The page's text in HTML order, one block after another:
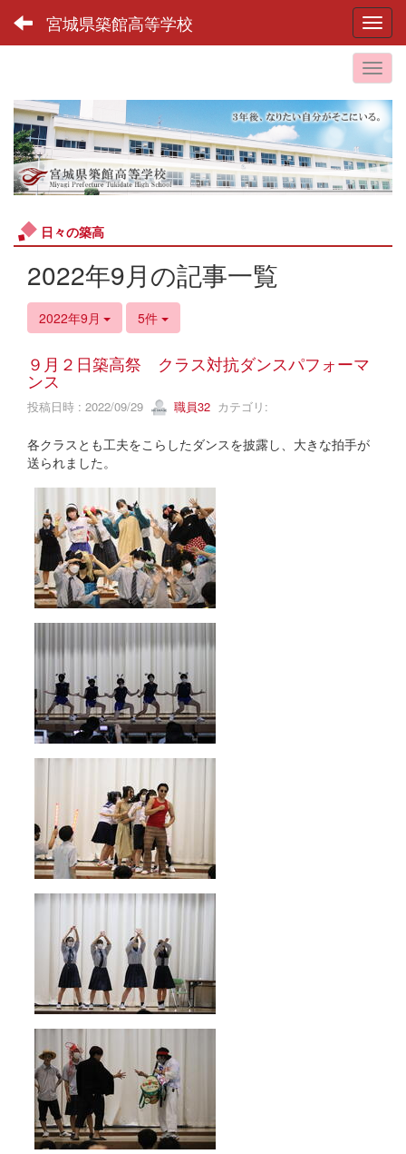
宮城県築館高等学校
日々の築高
2022年9月の記事一覧
2022年9月 5件
９月２日築高祭 クラス対抗ダンスパフォーマ
ンス
投稿日時 : 2022/09/29 職員32 カテゴリ:
各クラスとも工夫をこらしたダンスを披露し、大きな拍手が
送られました。